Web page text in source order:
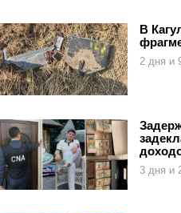
В
2 дня и
3 дня и